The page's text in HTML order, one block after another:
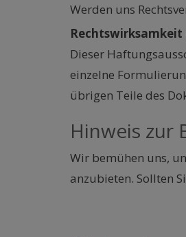
Werden uns
Rechtswirksamkeit
Dieser
einzelne
übrigen Teile des
Hinweis zur
Wir bemühen uns,
anzubieten. Sollten